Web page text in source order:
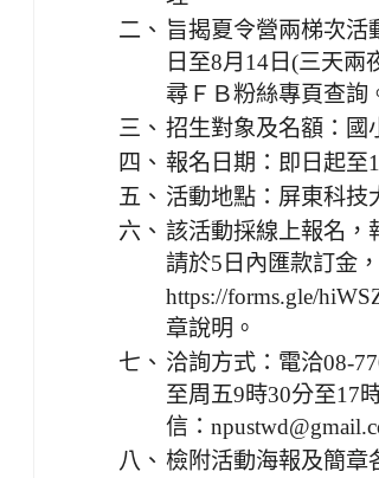
二、 旨揭夏令營兩梯次活
日至8月14日(三天
尋ＦＢ粉絲專頁查詢
三、 招生對象及名額：國
四、 報名日期：即日起至
五、 活動地點：屏東科技
六、 該活動採線上報名，
請於5日內匯款訂金
https://forms.gle/
章說明。
七、 洽詢方式：電洽08-
至周五9時30分至17
信：
八、 檢附活動海報及簡章